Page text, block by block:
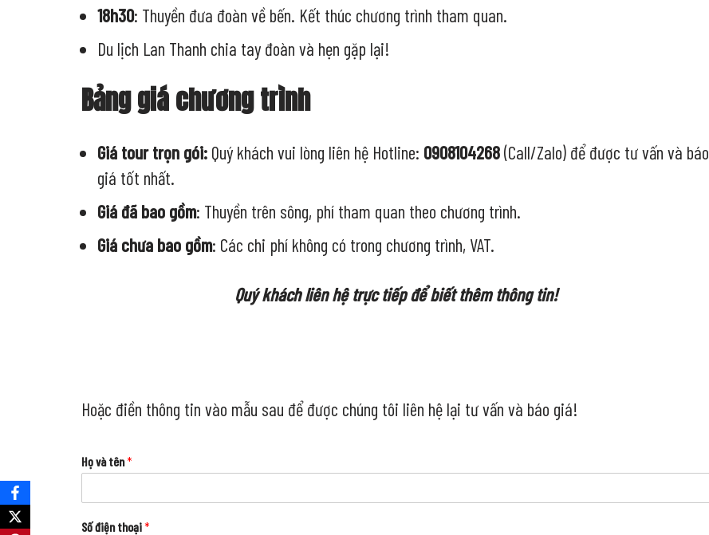
18h30: Thuyền đưa đoàn về bến. Kết thúc chương trình tham quan.
Du lịch Lan Thanh chia tay đoàn và hẹn gặp lại!
Bảng giá chương trình
Giá tour trọn gói: Quý khách vui lòng liên hệ Hotline: 0908104268(Call/Zalo) để được tư vấn và báo
giá tốt nhất.
Giá đã bao gồm: Thuyền trên sông, phí tham quan theo chương trình.
Giá chưa bao gồm: Các chi phí không có trong chương trình, VAT.
Quý khách liên hệ trực tiếp để biết thêm thông tin!
Hoặc điền thông tin vào mẫu sau để được chúng tôi liên hệ lại tư vấn và báo giá!
Họ và tên*
Số điện thoại*